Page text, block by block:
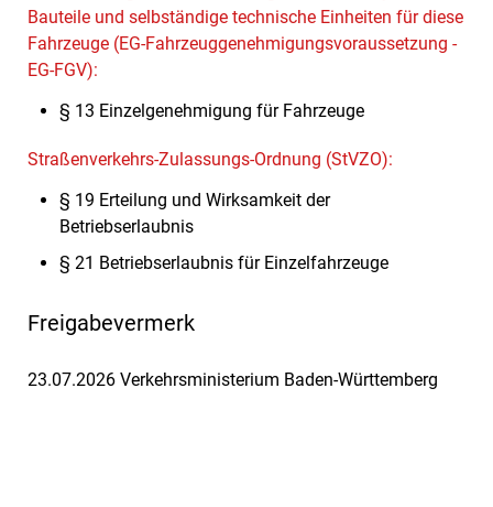
Bauteile und selbständige technische Einheiten für diese
Fahrzeuge (EG-Fahrzeuggenehmigungsvoraussetzung -
EG-FGV):
§ 13 Einzelgenehmigung für Fahrzeuge
Straßenverkehrs-Zulassungs-Ordnung (StVZO):
§ 19 Erteilung und Wirksamkeit der
Betriebserlaubnis
§ 21 Betriebserlaubnis für Einzelfahrzeuge
Freigabevermerk
23.07.2026 Verkehrsministerium Baden-Württemberg